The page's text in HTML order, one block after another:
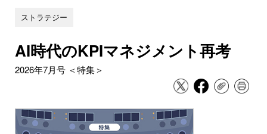
ストラテジー
AI時代のKPIマネジメント再考
2026年7月号 ＜特集＞